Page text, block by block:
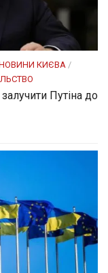
КИЄВА /
Путіна до